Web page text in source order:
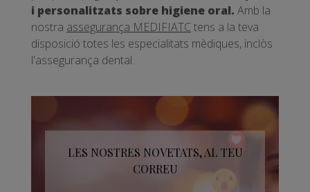
i personalitzats sobre higiene oral. Amb la
nostra assegurança MEDIFIATC tens a la teva
disposició totes les especialitats mèdiques, inclòs
l'assegurança dental.
LES NOSTRES NOVETATS, AL TEU
CORREU